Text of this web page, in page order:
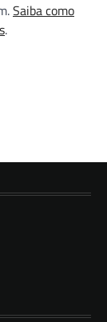
Saiba como
.